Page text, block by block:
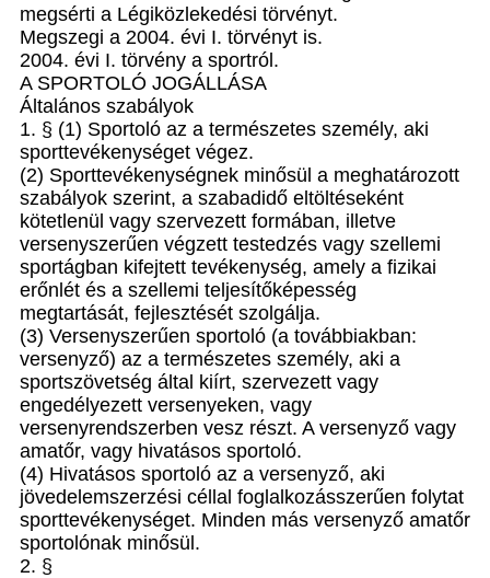
megsérti a Légiközlekedési törvényt.
Megszegi a 2004. évi I. törvényt is.
2004. évi I. törvény a sportról.
A SPORTOLÓ JOGÁLLÁSA
Általános szabályok
1. § (1) Sportoló az a természetes személy, aki
sporttevékenységet végez.
(2) Sporttevékenységnek minősül a meghatározott
szabályok szerint, a szabadidő eltöltéseként
kötetlenül vagy szervezett formában, illetve
versenyszerűen végzett testedzés vagy szellemi
sportágban kifejtett tevékenység, amely a fizikai
erőnlét és a szellemi teljesítőképesség
megtartását, fejlesztését szolgálja.
(3) Versenyszerűen sportoló (a továbbiakban:
versenyző) az a természetes személy, aki a
sportszövetség által kiírt, szervezett vagy
engedélyezett versenyeken, vagy
versenyrendszerben vesz részt. A versenyző vagy
amatőr, vagy hivatásos sportoló.
(4) Hivatásos sportoló az a versenyző, aki
jövedelemszerzési céllal foglalkozásszerűen folytat
sporttevékenységet. Minden más versenyző amatőr
sportolónak minősül.
2. §